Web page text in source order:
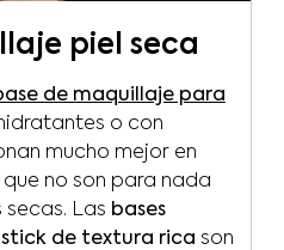
piel seca
de maquillaje para
o con
mucho mejor en
no son para nada
Las bases
stick de textura rica son